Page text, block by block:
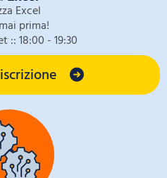
Excel
prima!
:: 18:00 - 19:30